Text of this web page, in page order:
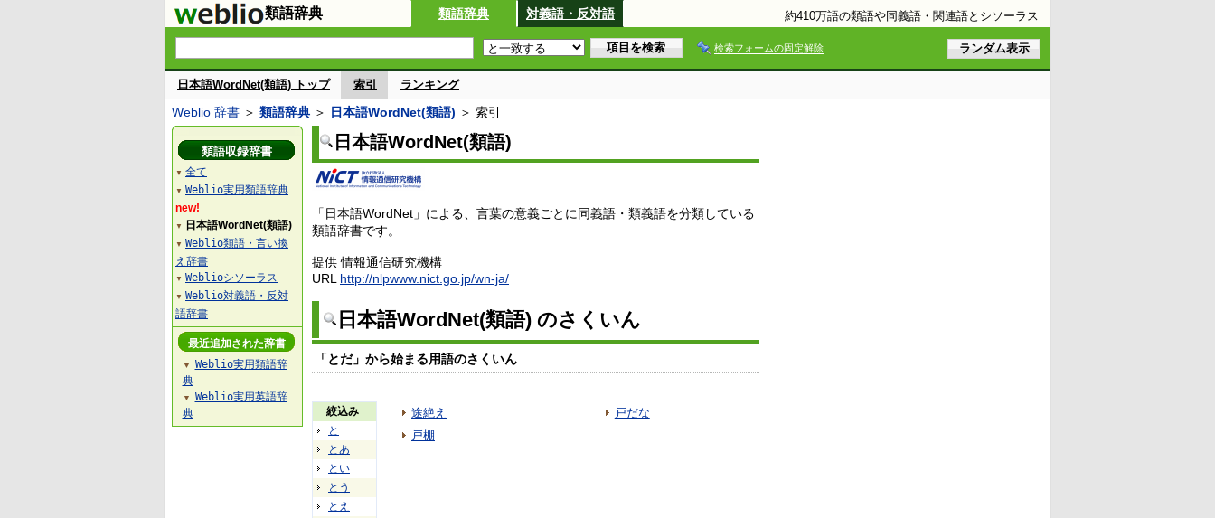
類語辞典 類語辞典 対義語・反対語 約410万語の類語や同義語・関連語とシソーラス
検索フォームの固定解除
日本語WordNet(類語) トップ 索引 ランキング
Weblio 辞書 ＞ 類語辞典 ＞ 日本語WordNet(類語) ＞ 索引
日本語WordNet(類語)
「日本語WordNet」による、言葉の意義ごとに同義語・類義語を分類している
類語辞書です。
提供 情報通信研究機構
URL http://nlpwww.nict.go.jp/wn-ja/
日本語WordNet(類語) のさくいん
「とだ」から始まる用語のさくいん
絞込み
と
とあ
とい
とう
とえ
途絶え
戸棚
戸だな
類語収録辞書
▼ 全て
▼ Weblio実用類語辞典
new!
▼ 日本語WordNet(類語)
▼ Weblio類語・言い換
え辞書
▼ Weblioシソーラス
▼ Weblio対義語・反対
語辞書
最近追加された辞書
▼
Weblio実用類語辞
典
▼
Weblio実用英語辞
典